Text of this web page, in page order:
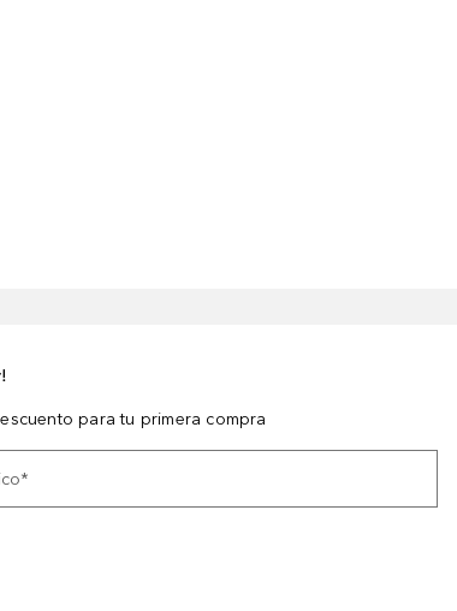
para tu primera compra
*